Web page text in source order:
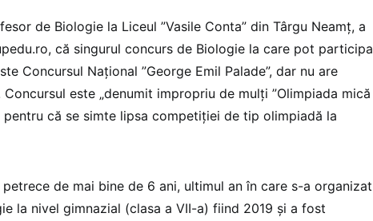
de Biologie la Liceul ”Vasile Conta” din Târgu Neamț, a
că singurul concurs de Biologie la care pot participa
Concursul Național ”George Emil Palade”, dar nu are
este „denumit impropriu de mulți ”Olimpiada mică
pentru că se simte lipsa competiției de tip olimpiadă la
petrece de mai bine de 6 ani, ultimul an în care s-a organizat
la nivel gimnazial (clasa a VII-a) fiind 2019 și a fost